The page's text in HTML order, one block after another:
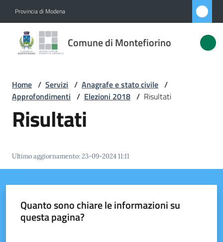
Provincia di Modena
Comune di Montefiorino
Comune di
Montefiorino
Amministrazione
Novità
Menu selezionato
Vivere
Montefiorino
Home / Servizi / Anagrafe e stato civile /
Approfondimenti / Elezioni 2018 / Risultati
Risultati
Ultimo aggiornamento:23-09-2024 11:11
Quanto sono chiare le informazioni su
questa pagina?